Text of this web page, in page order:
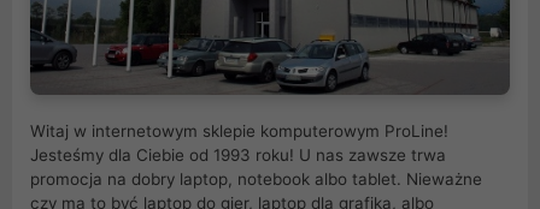
Witaj w internetowym sklepie komputerowym ProLine!
Jesteśmy dla Ciebie od 1993 roku! U nas zawsze trwa
promocja na dobry laptop, notebook albo tablet. Nieważne
czy ma to być laptop do gier, laptop dla grafika, albo